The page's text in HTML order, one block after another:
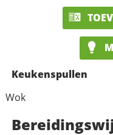
Keukenspullen
Wok